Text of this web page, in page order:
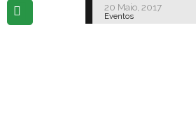
20 Maio, 2017
Eventos